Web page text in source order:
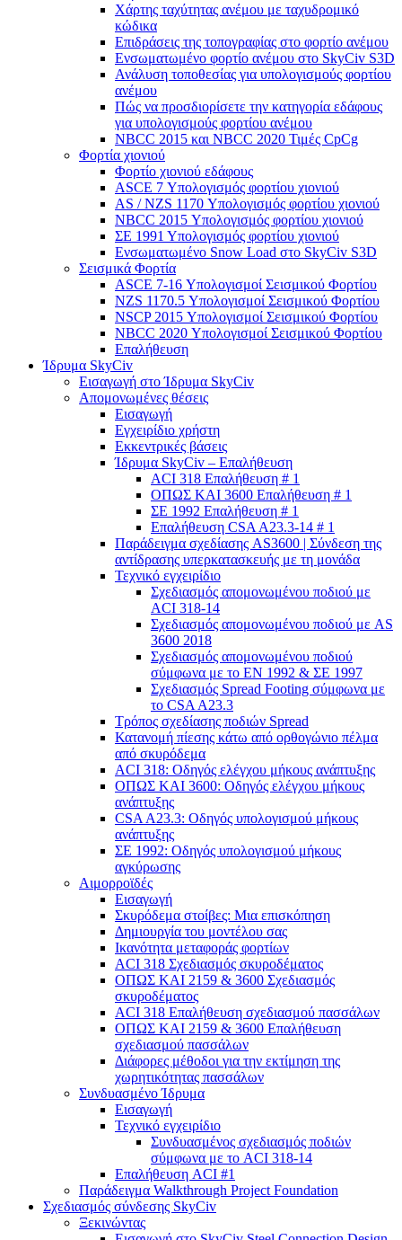
Χάρτης ταχύτητας ανέμου με ταχυδρομικό
κώδικα
Επιδράσεις της τοπογραφίας στο φορτίο ανέμου
Ενσωματωμένο φορτίο ανέμου στο SkyCiv S3D
Ανάλυση τοποθεσίας για υπολογισμούς φορτίου
ανέμου
Πώς να προσδιορίσετε την κατηγορία εδάφους
για υπολογισμούς φορτίου ανέμου
NBCC 2015 και NBCC 2020 Τιμές CpCg
Φορτία χιονιού
Φορτίο χιονιού εδάφους
ASCE 7 Υπολογισμός φορτίου χιονιού
AS / NZS 1170 Υπολογισμός φορτίου χιονιού
NBCC 2015 Υπολογισμός φορτίου χιονιού
ΣΕ 1991 Υπολογισμός φορτίου χιονιού
Ενσωματωμένο Snow Load στο SkyCiv S3D
Σεισμικά Φορτία
ASCE 7-16 Υπολογισμοί Σεισμικού Φορτίου
NZS 1170.5 Υπολογισμοί Σεισμικού Φορτίου
NSCP 2015 Υπολογισμοί Σεισμικού Φορτίου
NBCC 2020 Υπολογισμοί Σεισμικού Φορτίου
Επαλήθευση
Ίδρυμα SkyCiv
Εισαγωγή στο Ίδρυμα SkyCiv
Απομονωμένες θέσεις
Εισαγωγή
Εγχειρίδιο χρήστη
Εκκεντρικές βάσεις
Ίδρυμα SkyCiv – Επαλήθευση
ACI 318 Επαλήθευση # 1
ΟΠΩΣ ΚΑΙ 3600 Επαλήθευση # 1
ΣΕ 1992 Επαλήθευση # 1
Επαλήθευση CSA A23.3-14 # 1
Παράδειγμα σχεδίασης AS3600 | Σύνδεση της
αντίδρασης υπερκατασκευής με τη μονάδα
Τεχνικό εγχειρίδιο
Σχεδιασμός απομονωμένου ποδιού με
ACI 318-14
Σχεδιασμός απομονωμένου ποδιού με AS
3600 2018
Σχεδιασμός απομονωμένου ποδιού
σύμφωνα με το ΕΝ 1992 & ΣΕ 1997
Σχεδιασμός Spread Footing σύμφωνα με
το CSA A23.3
Τρόπος σχεδίασης ποδιών Spread
Κατανομή πίεσης κάτω από ορθογώνιο πέλμα
από σκυρόδεμα
ACI 318: Οδηγός ελέγχου μήκους ανάπτυξης
ΟΠΩΣ ΚΑΙ 3600: Οδηγός ελέγχου μήκους
ανάπτυξης
CSA A23.3: Οδηγός υπολογισμού μήκους
ανάπτυξης
ΣΕ 1992: Οδηγός υπολογισμού μήκους
αγκύρωσης
Αιμορροϊδές
Εισαγωγή
Σκυρόδεμα στοίβες: Μια επισκόπηση
Δημιουργία του μοντέλου σας
Ικανότητα μεταφοράς φορτίων
ACI 318 Σχεδιασμός σκυροδέματος
ΟΠΩΣ ΚΑΙ 2159 & 3600 Σχεδιασμός
σκυροδέματος
ACI 318 Επαλήθευση σχεδιασμού πασσάλων
ΟΠΩΣ ΚΑΙ 2159 & 3600 Επαλήθευση
σχεδιασμού πασσάλων
Διάφορες μέθοδοι για την εκτίμηση της
χωρητικότητας πασσάλων
Συνδυασμένο Ίδρυμα
Εισαγωγή
Τεχνικό εγχειρίδιο
Συνδυασμένος σχεδιασμός ποδιών
σύμφωνα με το ACI 318-14
Επαλήθευση ACI #1
Παράδειγμα Walkthrough Project Foundation
Σχεδιασμός σύνδεσης SkyCiv
Ξεκινώντας